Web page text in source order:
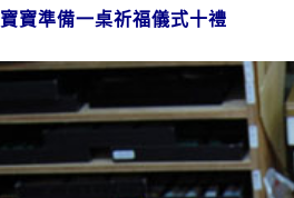
寶寶準備一桌祈福儀式十禮